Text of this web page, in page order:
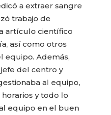
a extraer sangre
trabajo de
artículo científico
así como otros
equipo. Además,
del centro y
al equipo,
y todo lo
equipo en el buen